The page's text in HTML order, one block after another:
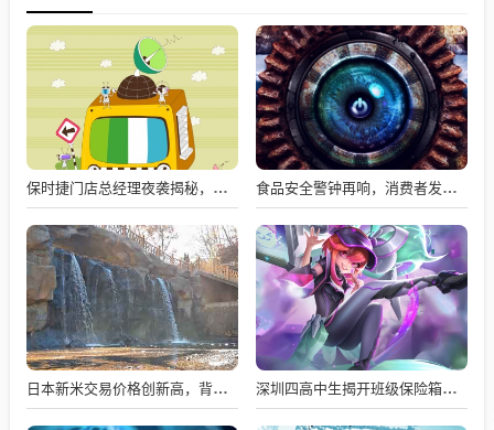
保时捷门店总经理夜袭揭秘，车辆神秘消失事件 食品安全警钟再响，消费者发现辣椒面中疑似鼠头异物
日本新米交易价格创新高，背后的原因及未来展望 深圳四高中生揭开班级保险箱神秘面纱